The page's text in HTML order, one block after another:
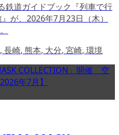
鉄道ガイドブック『列車で行
が、2026年7月23日（木）
, 長崎, 熊本, 大分, 宮崎, 環境